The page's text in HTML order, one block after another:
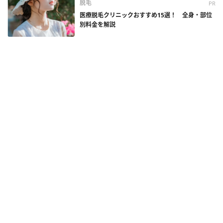
脱毛 PR
医療脱毛クリニックおすすめ15選！ 全身・部位
別料金を解説